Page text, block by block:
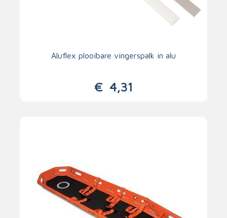
Aluflex plooibare vingerspalk in alu
€ 4,31